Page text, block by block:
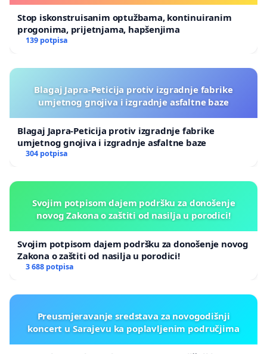
Stop iskonstruisanim optužbama, kontinuiranim
progonima, prijetnjama, hapšenjima
139 potpisa
Blagaj Japra-Peticija protiv izgradnje fabrike
umjetnog gnojiva i izgradnje asfaltne baze
Blagaj Japra-Peticija protiv izgradnje fabrike
umjetnog gnojiva i izgradnje asfaltne baze
304 potpisa
Svojim potpisom dajem podršku za donošenje
novog Zakona o zaštiti od nasilja u porodici!
Svojim potpisom dajem podršku za donošenje novog
Zakona o zaštiti od nasilja u porodici!
3 688 potpisa
Preusmjeravanje sredstava za novogodišnji
koncert u Sarajevu ka poplavljenim područjima